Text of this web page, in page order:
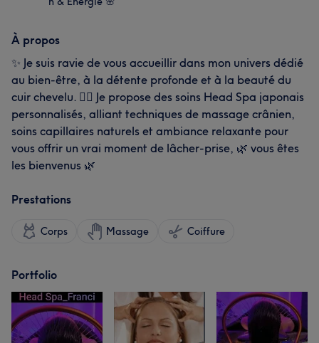
À propos
✨ Je suis ravie de vous accueillir dans mon univers dédié
au bien-être, à la détente profonde et à la beauté du
cuir chevelu. 💆‍♀️ Je propose des soins Head Spa japonais
personnalisés, alliant techniques de massage crânien,
soins capillaires naturels et ambiance relaxante pour
vous offrir un vrai moment de lâcher-prise, 🌿 vous êtes
les bienvenus 🌿
Prestations
Corps Massage Coiffure
Portfolio